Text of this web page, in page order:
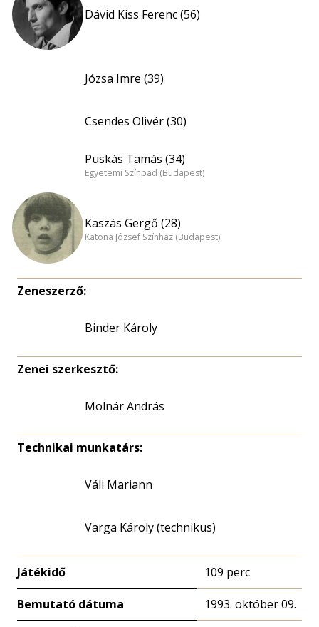
Dávid Kiss Ferenc (56)
Józsa Imre (39)
Csendes Olivér (30)
Puskás Tamás (34)
Egyetemi Színpad (Budapest)
Kaszás Gergő (28)
Katona József Színház (Budapest)
Zeneszerző:
Binder Károly
Zenei szerkesztő:
Molnár András
Technikai munkatárs:
Váli Mariann
Varga Károly (technikus)
Játékidő 109 perc
Bemutató dátuma 1993. október 09.